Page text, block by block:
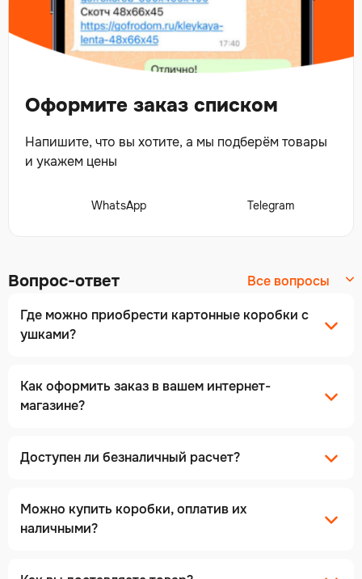
Оформите заказ списком
Напишите, что вы хотите, а мы подберём товары
и укажем цены
WhatsApp Telegram
Вопрос-ответ
Все вопросы
Где можно приобрести картонные коробки с
ушками?
Как оформить заказ в вашем интернет-
магазине?
Доступен ли безналичный расчет?
Можно купить коробки, оплатив их
наличными?